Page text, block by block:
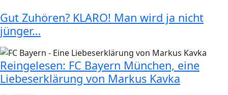
Gut Zuhören? KLARO! Man wird ja nicht
jünger…
Reingelesen: FC Bayern München, eine
Liebeserklärung von Markus Kavka